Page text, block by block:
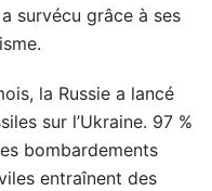
survécu grâce à ses
la Russie a lancé
sur l’Ukraine. 97 %
bombardements
entraînent des